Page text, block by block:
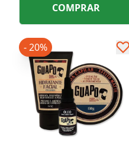
COMPRAR
- 20%